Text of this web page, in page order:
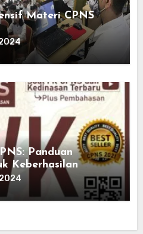
Materi CPNS
Panduan
Keberhasilan